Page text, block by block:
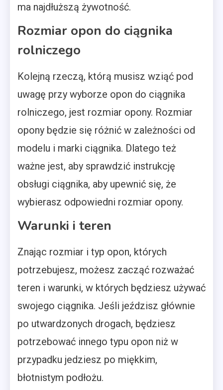
ma najdłuższą żywotność.
Rozmiar opon do ciągnika
rolniczego
Kolejną rzeczą, którą musisz wziąć pod
uwagę przy wyborze opon do ciągnika
rolniczego, jest rozmiar opony. Rozmiar
opony będzie się różnić w zależności od
modelu i marki ciągnika. Dlatego też
ważne jest, aby sprawdzić instrukcję
obsługi ciągnika, aby upewnić się, że
wybierasz odpowiedni rozmiar opony.
Warunki i teren
Znając rozmiar i typ opon, których
potrzebujesz, możesz zacząć rozważać
teren i warunki, w których będziesz używać
swojego ciągnika. Jeśli jeździsz głównie
po utwardzonych drogach, będziesz
potrzebować innego typu opon niż w
przypadku jedziesz po miękkim,
błotnistym podłożu.